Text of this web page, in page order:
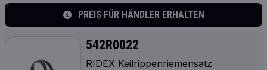
PREIS FÜR HÄNDLER ERHALTEN
542R0022
RIDEX Keilrippenriemensatz